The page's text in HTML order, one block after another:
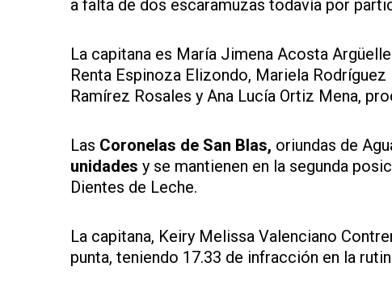
a falta de dos escaramuzas todavía por
La capitana es María Jimena Acosta
Renta Espinoza Elizondo, Mariela
Ramírez Rosales y Ana Lucía Ortiz Mena,
Las Coronelas de San Blas, oriundas de
unidades y se mantienen en la segunda
Dientes de Leche.
La capitana, Keiry Melissa Valenciano
punta, teniendo 17.33 de infracción en la